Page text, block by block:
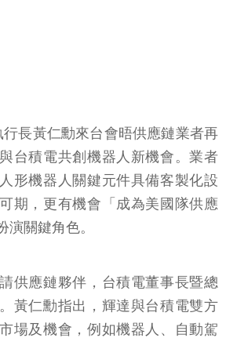
長黃仁勳來台會晤供應鏈業者再
台積電共創機器人新機會。業者
形機器人關鍵元件具備客製化設
期，更有機會「成為美國隊供應
演關鍵角色。
供應鏈夥伴，台積電董事長暨總
黃仁勳指出，輝達與台積電雙方
場及機會，例如機器人、自動駕